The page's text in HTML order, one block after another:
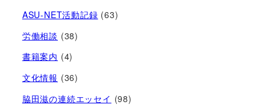
ASU-NET活動記録 (63)
労働相談 (38)
書籍案内 (4)
文化情報 (36)
脇田滋の連続エッセイ (98)